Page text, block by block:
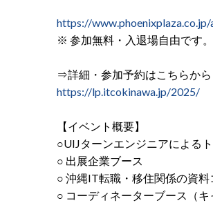
https://www.phoenixplaza.co.jp/
※ 参加無料・入退場自由です。
⇒詳細・参加予約はこちらから
https://lp.itcokinawa.jp/2025/
【イベント概要】
○UIJターンエンジニアによる
○ 出展企業ブース
○ 沖縄IT転職・移住関係の資料
○ コーディネーターブース（キ